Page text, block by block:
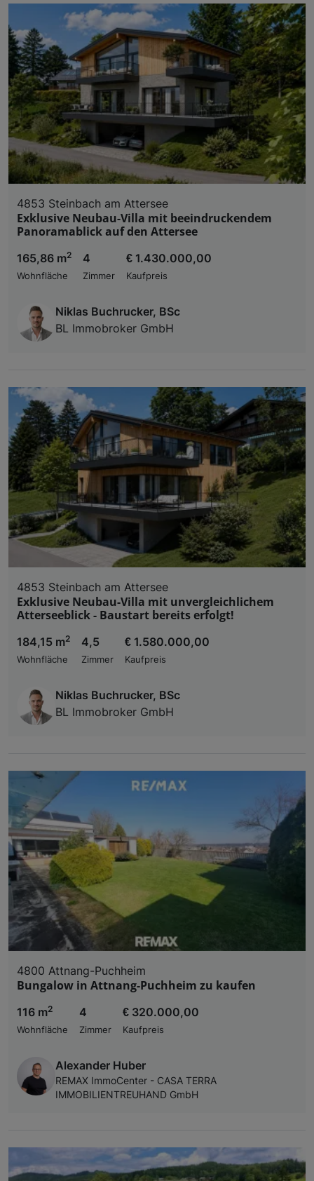
4853 Steinbach am Attersee
Exklusive Neubau-Villa mit beeindruckendem
Panoramablick auf den Attersee
165,86 m2
Wohnfläche
4
Zimmer
€ 1.430.000,00
Kaufpreis
Niklas Buchrucker, BSc
BL Immobroker GmbH
4853 Steinbach am Attersee
Exklusive Neubau-Villa mit unvergleichlichem
Atterseeblick - Baustart bereits erfolgt!
184,15 m2
Wohnfläche
4,5
Zimmer
€ 1.580.000,00
Kaufpreis
Niklas Buchrucker, BSc
BL Immobroker GmbH
4800 Attnang-Puchheim
Bungalow in Attnang-Puchheim zu kaufen
116 m2
Wohnfläche
4
Zimmer
€ 320.000,00
Kaufpreis
Alexander Huber
REMAX ImmoCenter - CASA TERRA
IMMOBILIENTREUHAND GmbH